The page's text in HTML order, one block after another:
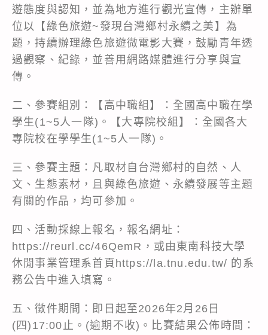
遊態度與認知，並為地方進行觀光宣傳，主辦單
位以【綠色旅遊~發現台灣鄉村永續之美】為
題，持續辦理綠色旅遊微電影大賽，鼓勵青年透
過觀察、紀錄，並善用網路媒體進行分享與宣
傳。
二、參賽組別：【高中職組】：全國高中職在學
學生(1~5人一隊)。【大專院校組】：全國各大
專院校在學學生(1~5人一隊)。
三、參賽主題：凡取材自台灣鄉村的自然、人
文、生態素材，且與綠色旅遊、永續發展等主題
有關的作品，均可參加。
四、活動採線上報名，報名網址：
https://reurl.cc/46QemR，或由東南科技大學
休閒事業管理系首頁https://la.tnu.edu.tw/ 的系
務公告中進入填寫。
五、徵件期間：即日起至2026年2月26日
(四)17:00止。(逾期不收)。比賽結果公佈時間：